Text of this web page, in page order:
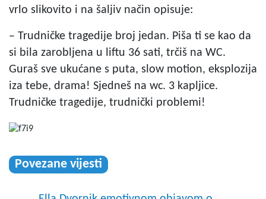
vrlo slikovito i na šaljiv način opisuje:
– Trudničke tragedije broj jedan. Piša ti se kao da
si bila zarobljena u liftu 36 sati, trčiš na WC.
Guraš sve ukućane s puta, slow motion, eksplozija
iza tebe, drama! Sjedneš na wc. 3 kapljice.
Trudničke tragedije, trudnički problemi!
Povezane vijesti